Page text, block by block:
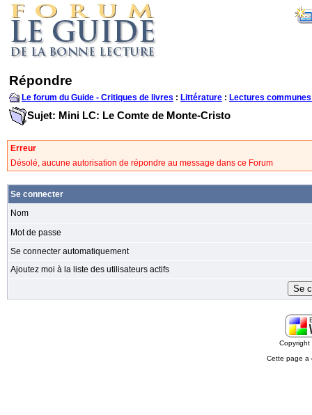
Répondre
Le forum du Guide - Critiques de livres : Littérature : Lectures
Sujet: Mini LC: Le Comte de Monte-Cristo
Erreur
Désolé, aucune autorisation de répondre au message dans ce Forum
Se connecter
Nom
Mot de passe
Se connecter automatiquement
Ajoutez moi à la liste des utilisateurs actifs
Cette page a